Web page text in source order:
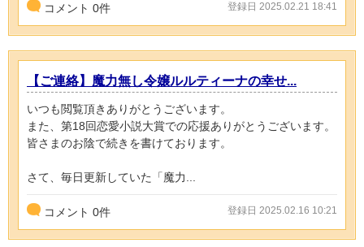
コメント 0件 登録日 2025.02.21 18:41
【ご連絡】魔力無し令嬢ルルティーナの幸せ...
いつも閲覧頂きありがとうございます。
また、第18回恋愛小説大賞での応援ありがとうございます。
皆さまのお陰で続きを書けております。
さて、毎日更新していた「魔力...
コメント 0件 登録日 2025.02.16 10:21